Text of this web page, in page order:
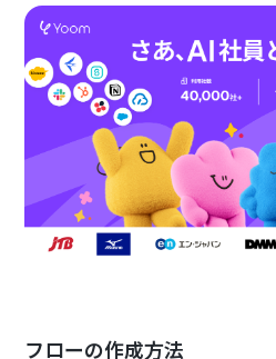
フローの作成方法